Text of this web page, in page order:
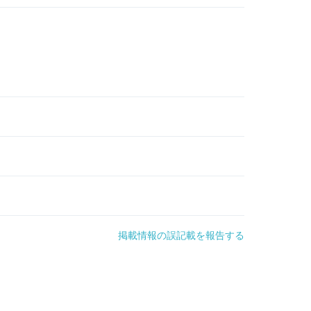
掲載情報の誤記載を報告する